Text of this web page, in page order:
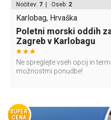
Nočitev: 7 | Oseb: 2
Karlobag, Hrvaška
Poletni morski oddih
Zagreb v Karlobagu
Ne spreglejte vseh opcij in
možnostmi ponudbe!
SUPER
CENA